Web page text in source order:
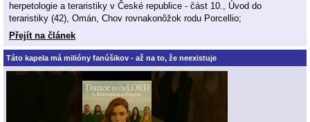
herpetologie a teraristiky v České republice - část 10., Úvod do
teraristiky (42), Omán, Chov rovnakonôžok rodu Porcellio;
Přejít na článek
Táto kapela má milióny fanúšikov - až na to, že neexistuje